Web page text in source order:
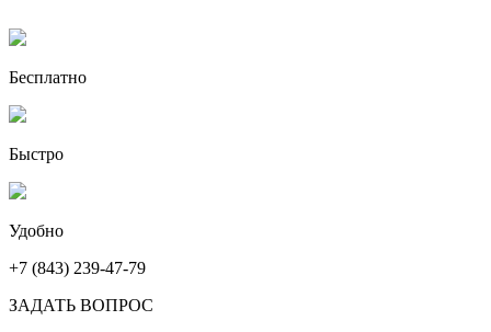
Бесплатно
Быстро
Удобно
+7 (843) 239-47-79
ЗАДАТЬ ВОПРОС